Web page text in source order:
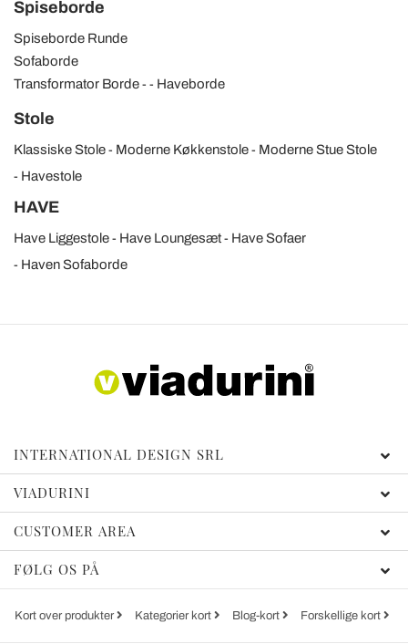
Spiseborde
Spiseborde Runde
Sofaborde
Transformator Borde
Haveborde
Stole
Klassiske Stole Moderne Køkkenstole
Moderne Stue Stole
Havestole
HAVE
Have Liggestole Have Loungesæt
Have Sofaer
Haven Sofaborde
INTERNATIONAL DESIGN SRL
VIADURINI
CUSTOMER AREA
FØLG OS PÅ
Kort over produkter Kategorier kort Blog-kort Forskellige kort